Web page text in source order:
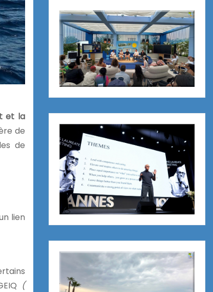
et la
de
de
lien
(